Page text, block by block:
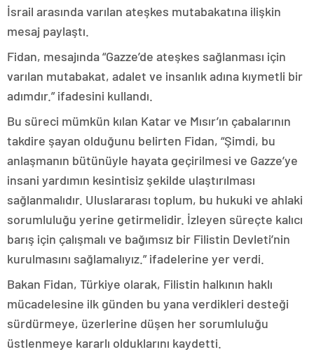
İsrail arasında varılan ateşkes mutabakatına ilişkin
mesaj paylaştı.
Fidan, mesajında “Gazze’de ateşkes sağlanması için
varılan mutabakat, adalet ve insanlık adına kıymetli bir
adımdır.” ifadesini kullandı.
Bu süreci mümkün kılan Katar ve Mısır’ın çabalarının
takdire şayan olduğunu belirten Fidan, “Şimdi, bu
anlaşmanın bütünüyle hayata geçirilmesi ve Gazze’ye
insani yardımın kesintisiz şekilde ulaştırılması
sağlanmalıdır. Uluslararası toplum, bu hukuki ve ahlaki
sorumluluğu yerine getirmelidir. İzleyen süreçte kalıcı
barış için çalışmalı ve bağımsız bir Filistin Devleti’nin
kurulmasını sağlamalıyız.” ifadelerine yer verdi.
Bakan Fidan, Türkiye olarak, Filistin halkının haklı
mücadelesine ilk günden bu yana verdikleri desteği
sürdürmeye, üzerlerine düşen her sorumluluğu
üstlenmeye kararlı olduklarını kaydetti.